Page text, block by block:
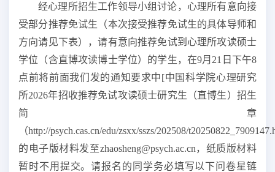
经心理所招生工作领导小组讨论，心理所有意向接
受部分推荐免试生（本次接受推荐免试生的具体导师和
方向请见下表），请有意向推荐免试到心理所攻读硕士
学位（含直博攻读博士学位）的学生，在9月 21 日下午8
点前将前面我们发的通知要求中[中国科学院心理研究
所2026年招收推荐免试攻读硕士研究生（直博生）招生
简章
（http://psych.cas.cn/edu/zsxx/sszs/202508/
的电子版材料发至zhaosheng@psych.ac.cn，纸质版材料
暂时不用提交。请报名的同学务必填写以下问卷星链